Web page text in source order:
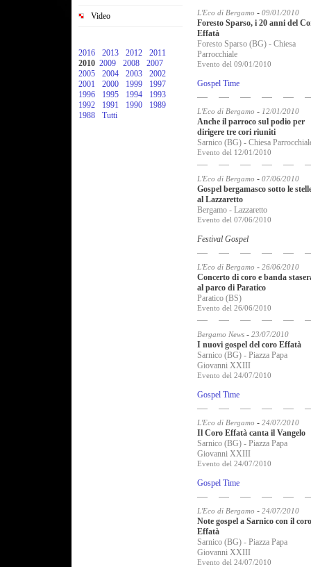
Video
2016 2013 2012
2011
2010 2009 2008
2007
2005
2004 2003
2002
2001
2000 1999
1997
1996
1995 1994
1993
1992
1991 1990
1989
1988
Tutti
L'Eco di Bergamo - 09/01/2010
Foresto Sparso, i 20 anni del
Effatà
Foresto Sparso (BG) - Chiesa
Parrocchiale
Evento del 09/01/2010
Gospel Time
L'Eco di Bergamo - 12/01/2010
Anche il parroco sul podio per
dirigere tre cori riuniti
Sarnico (BG) - Chiesa
Evento del 12/01/2010
L'Eco di Bergamo - 07/06/2010
Gospel bergamasco sotto le
al Lazzaretto
Bergamo - Lazzaretto
Evento del 07/06/2010
Festival Gospel
L'Eco di Bergamo - 26/06/2010
Concerto di coro e banda
al parco di Paratico
Paratico (BS)
Evento del 26/06/2010
Bergamo News- 23/07/2010
I nuovi gospel del coro Effatà
Sarnico (BG) - Piazza Papa
Giovanni XXIII
Evento del 24/07/2010
Gospel Time
L'Eco di Bergamo - 24/07/2010
Il Coro Effatà canta il Vangelo
Sarnico (BG) - Piazza Papa
Giovanni XXIII
Evento del 24/07/2010
Gospel Time
L'Eco di Bergamo - 24/07/2010
Note gospel a Sarnico con il coro
Effatà
Sarnico (BG) - Piazza Papa
Giovanni XXIII
Evento del 24/07/2010